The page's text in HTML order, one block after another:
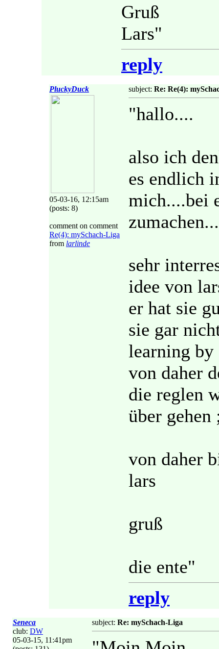
Gruß
Lars"
reply
PluckyDuck
05-03-16, 12:15am
(posts: 8)
comment on comment
Re(4): mySchach-Liga
from larlinde
subject: Re: Re(4):
"hallo....
also ich
es endlich
mich....bei
sehr
idee von
er hat sie
sie gar
learning
von daher
die reglen
über gehen
von daher
lars
gruß
die ente"
reply
Seneca
club: DW
05-03-15, 11:41pm
subject: Re: mySchach-Liga